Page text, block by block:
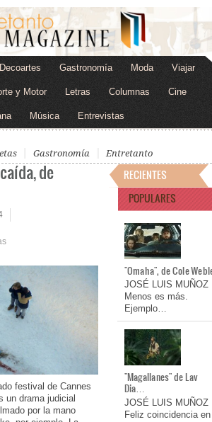
Decoartes Gastronomía Moda Viajar
y Motor Letras Columnas Cine
Música Entrevistas
Gastronomía Entretanto
de
festival de Cannes
un drama judicial
por la mano
RECIENTES
POPULARES
"Omaha", de Cole
JOSÉ LUIS MUÑOZ
Menos es más.
Ejemplo…
"Magallanes" de Lav
Dia…
JOSÉ LUIS MUÑOZ
Feliz coincidencia en